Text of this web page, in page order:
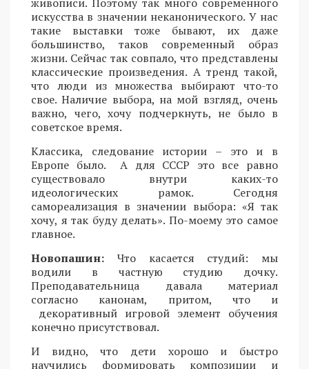
искусства в значении неканонического. У нас
такие выставки тоже бывают, их даже
большинство, таков современный образ
жизни. Сейчас так совпало, что представлены
классические произведения. А тренд такой,
что люди из множества выбирают что-то
свое. Наличие выбора, на мой взгляд, очень
важно, чего, хочу подчеркнуть, не было в
советское время.
Классика, следование истории – это и в
Европе было. А для СССР это все равно
существовало внутри каких-то
идеологических рамок. Сегодня
самореализация в значении выбора: «Я так
хочу, я так буду делать». По-моему это самое
главное.
Новопашин: Что касается студий: мы
водили в частную студию дочку.
Преподавательница давала материал
согласно канонам, притом, что и
декоративный игровой элемент обучения
конечно присутствовал.
И видно, что дети хорошо и быстро
научились формировать композиции и